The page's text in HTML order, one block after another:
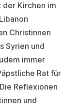
der Kirchen im
Christinnen
Syrien und
immer
Rat für
Reflexionen
und